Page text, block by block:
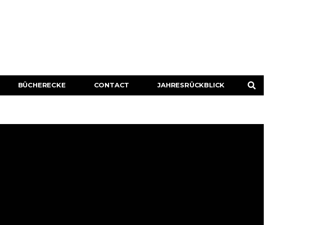
BÜCHERECKE CONTACT JAHRESRÜCKBLICK